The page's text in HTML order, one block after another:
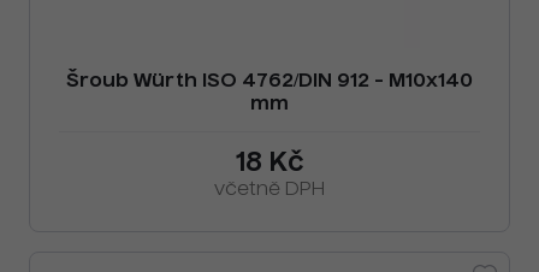
Šroub Würth ISO 4762/DIN 912 - M10x140
mm
18 Kč
včetně DPH